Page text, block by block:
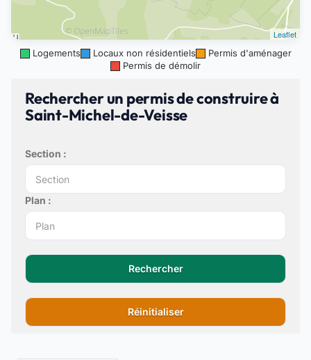
Leaflet
Logements
Locaux non résidentiels
Permis d'aménager
Permis de démolir
Rechercher un permis de construire à
Saint-Michel-de-Veisse
Section :
Plan :
Rechercher
Réinitialiser